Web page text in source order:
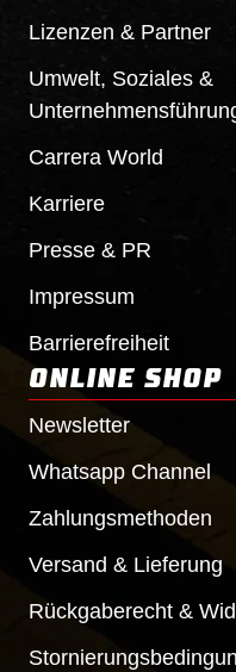
Lizenzen & Partner
Umwelt, Soziales &
Carrera World
Karriere
Presse & PR
Impressum
Barrierefreiheit
ONLINE SHOP
Newsletter
Whatsapp Channel
Zahlungsmethoden
Versand & Lieferung
Rückgaberecht &